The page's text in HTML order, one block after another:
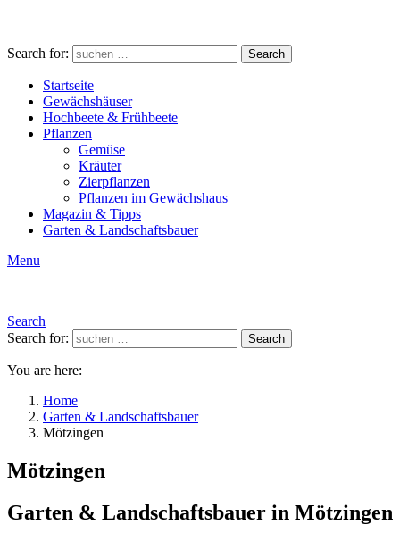
Search for: Search
Startseite
Gewächshäuser
Hochbeete & Frühbeete
Pflanzen
Gemüse
Kräuter
Zierpflanzen
Pflanzen im Gewächshaus
Magazin & Tipps
Garten & Landschaftsbauer
Menu
Search
Search for:
Search
You are here:
Home
Garten & Landschaftsbauer
Mötzingen
Mötzingen
Garten & Landschaftsbauer in Mötzingen